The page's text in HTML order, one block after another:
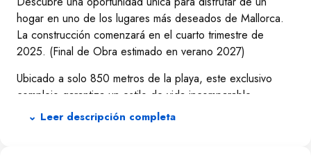
hogar en uno de los lugares más deseados de Mallorca.
La construcción comenzará en el cuarto trimestre de
2025. (Final de Obra estimado en verano 2027)
Ubicado a solo 850 metros de la playa, este exclusivo
complejo garantiza un estilo de vida incomparable,
combinando la cercanía al mar con todas las comodidades
⌄ Leer descripción completa